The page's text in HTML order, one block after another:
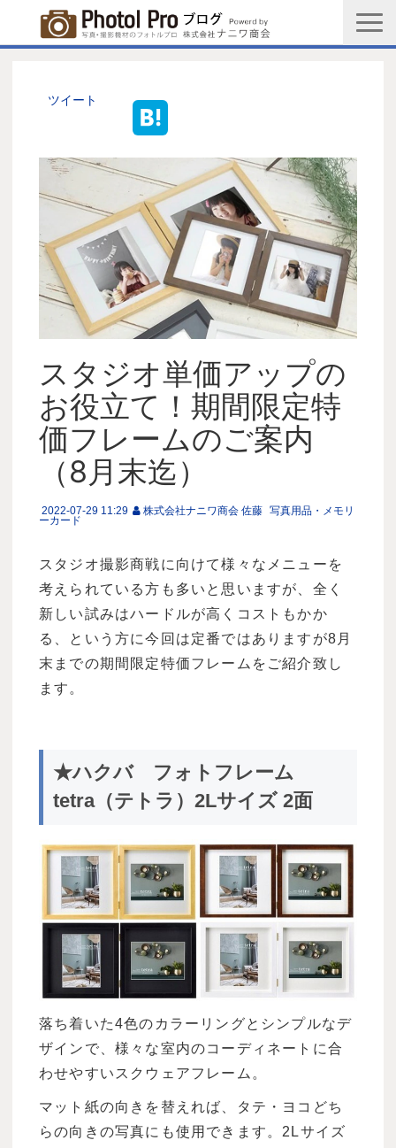
メルマガ登録
PGC新規登録申込み
写真館協会新規登録申込み
お問い合わせ
ツイート
スタジオ単価アップの
お役立て！期間限定特
価フレームのご案内
（8月末迄）
2022-07-29 11:29 株式会社ナニワ商会 佐藤 写真用品・メモリ
ーカード
スタジオ撮影商戦に向けて様々なメニューを
考えられている方も多いと思いますが、全く
新しい試みはハードルが高くコストもかか
る、という方に今回は定番ではありますが8月
末までの期間限定特価フレームをご紹介致し
ます。
★ハクバ フォトフレーム
tetra（テトラ）2Lサイズ 2面
落ち着いた4色のカラーリングとシンプルなデ
ザインで、様々な室内のコーディネートに合
わせやすいスクウェアフレーム。
マット紙の向きを替えれば、タテ・ヨコどち
らの向きの写真にも使用できます。2Lサイズ